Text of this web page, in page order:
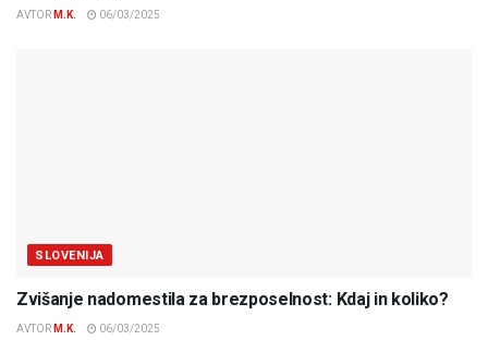
AVTOR M.K. 06/03/2025
SLOVENIJA
Zvišanje nadomestila za brezposelnost: Kdaj in koliko?
AVTOR M.K. 06/03/2025